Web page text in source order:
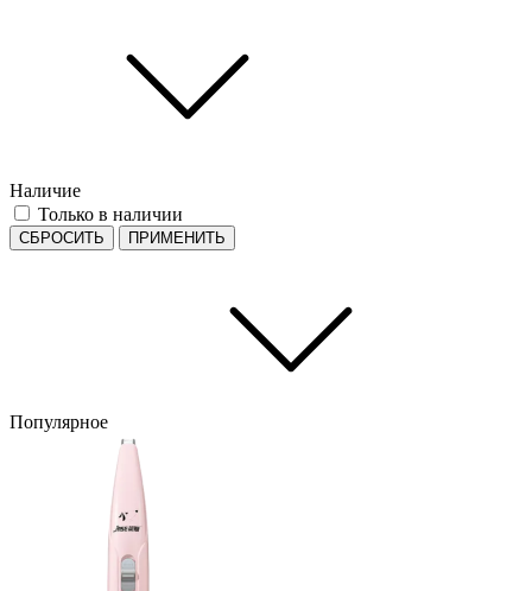
Наличие
Только в наличии
СБРОСИТЬ ПРИМЕНИТЬ
Популярное